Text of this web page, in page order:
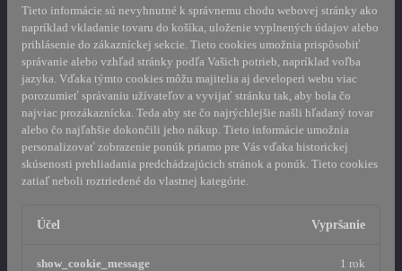
Tieto informácie sú nevyhnutné k správnemu chodu webovej stránky ako
napríklad vkladanie tovaru do košíka, uloženie vyplnených údajov alebo
prihlásenie do zákazníckej sekcie. Tieto cookies umožnia prispôsobiť
správanie alebo vzhľad stránky podľa Vašich potrieb, napríklad voľba
jazyka. Vďaka týmto cookies môžu majitelia aj developeri webu viac
porozumieť správaniu užívateľov a vyvijať stránku tak, aby bola čo
najviac prozákaznícka. Teda aby ste čo najrýchlejšie našli hľadaný tovar
alebo čo najľahšie dokončili jeho nákup. Tieto informácie umožnia
personalizovať zobrazenie ponúk priamo pre Vás vďaka historickej
skúsenosti prehliadania predchádzajúcich stránok a ponúk. Tieto cookies
zatiaľ neboli roztriedené do vlastnej kategórie.
Účel Vypršanie
show_cookie_message 1 rok